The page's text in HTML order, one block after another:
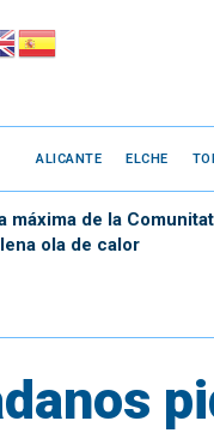
ALICANTE ELCHE
máxima de la
ola de calor